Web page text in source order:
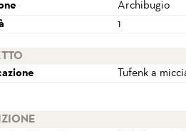
Archibugio
1
Tufenk a